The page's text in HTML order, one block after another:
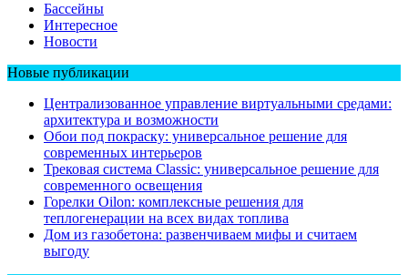
Бассейны
Интересное
Новости
Новые публикации
Централизованное управление виртуальными средами:
архитектура и возможности
Обои под покраску: универсальное решение для
современных интерьеров
Трековая система Classic: универсальное решение для
современного освещения
Горелки Oilon: комплексные решения для
теплогенерации на всех видах топлива
Дом из газобетона: развенчиваем мифы и считаем
выгоду